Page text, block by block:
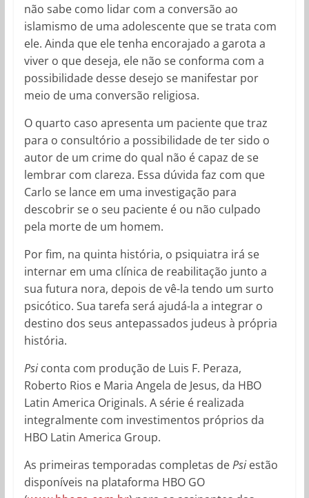
não sabe como lidar com a conversão ao
islamismo de uma adolescente que se trata com
ele. Ainda que ele tenha encorajado a garota a
viver o que deseja, ele não se conforma com a
possibilidade desse desejo se manifestar por
meio de uma conversão religiosa.
O quarto caso apresenta um paciente que traz
para o consultório a possibilidade de ter sido o
autor de um crime do qual não é capaz de se
lembrar com clareza. Essa dúvida faz com que
Carlo se lance em uma investigação para
descobrir se o seu paciente é ou não culpado
pela morte de um homem.
Por fim, na quinta história, o psiquiatra irá se
internar em uma clínica de reabilitação junto a
sua futura nora, depois de vê-la tendo um surto
psicótico. Sua tarefa será ajudá-la a integrar o
destino dos seus antepassados judeus à própria
história.
Psi conta com produção de Luis F. Peraza,
Roberto Rios e Maria Angela de Jesus, da HBO
Latin America Originals. A série é realizada
integralmente com investimentos próprios da
HBO Latin America Group.
As primeiras temporadas completas dePsiestão
disponíveis na plataforma HBO GO